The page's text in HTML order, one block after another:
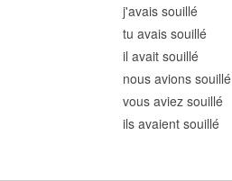
j'avais souillé
tu avais souillé
il avait souillé
nous avions souillé
vous aviez souillé
ils avaient souillé